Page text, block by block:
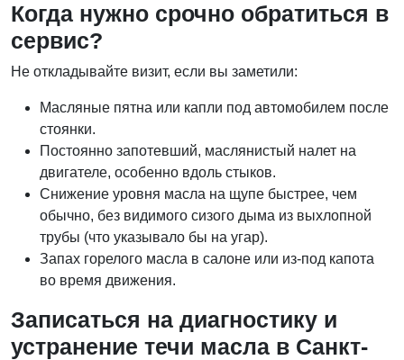
Когда нужно срочно обратиться в
сервис?
Не откладывайте визит, если вы заметили:
Масляные пятна или капли под автомобилем после
стоянки.
Постоянно запотевший, маслянистый налет на
двигателе, особенно вдоль стыков.
Снижение уровня масла на щупе быстрее, чем
обычно, без видимого сизого дыма из выхлопной
трубы (что указывало бы на угар).
Запах горелого масла в салоне или из-под капота
во время движения.
Записаться на диагностику и
устранение течи масла в Санкт-